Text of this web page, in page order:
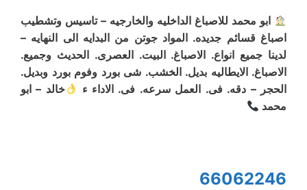
ابو محمد للاصباغ الداخليه والخارجيه – تاسيس وتشطيب
اصباغ قسائم جديده. المواد جوتن من البدايه الى النهايه –
لدينا جميع انواع. الاصباغ. البيت. العصرى. الحديث وجميع.
الاصباغ. الايطاليه بديل. الخشب. شى بورد وفوم بورد وبديل.
الحجر – دقه. فى. العمل سرعه. فى. الاداء ء
خالد – ابو
محمد
66062246